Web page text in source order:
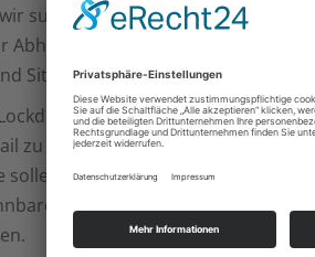
suchen nach
von
Sitzungen.
geöffnet und
zu erreichen.
sollen helfen, die
Verlust an
Der
Frist
aber